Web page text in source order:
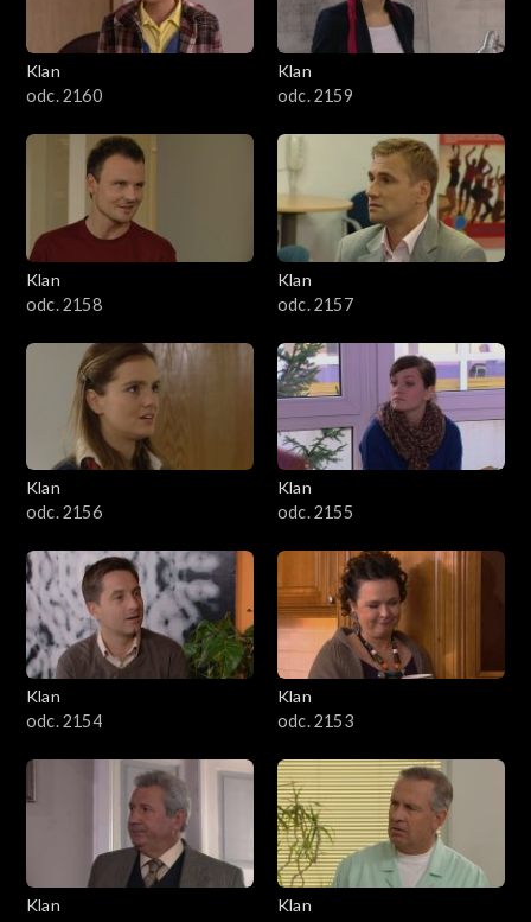
Klan
odc. 2160
Klan
odc. 2159
Klan
odc. 2158
Klan
odc. 2157
Klan
odc. 2156
Klan
odc. 2155
Klan
odc. 2154
Klan
odc. 2153
Klan
Klan